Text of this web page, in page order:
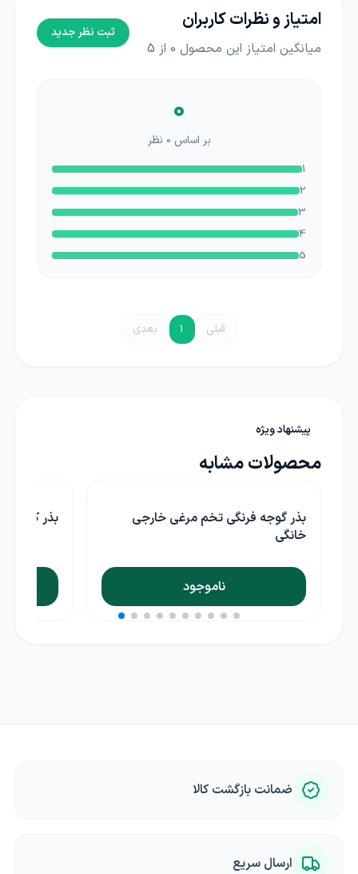
امتیاز و نظرات کاربران
میانگین امتیاز این محصول 0 از 5
ثبت نظر جدید
0
بر اساس 0 نظر
1
2
3
4
5
قبلی 1 بعدی
پیشنهاد ویژه
محصولات مشابه
بذر کدو حلوایی نارنجی آرکا بذر ایرانیان
ناموجود
بذر گوجه
ضمانت بازگشت کالا
ارسال سریع